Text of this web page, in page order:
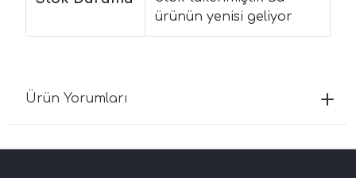
ürünün yenisi geliyor
Ürün Yorumları